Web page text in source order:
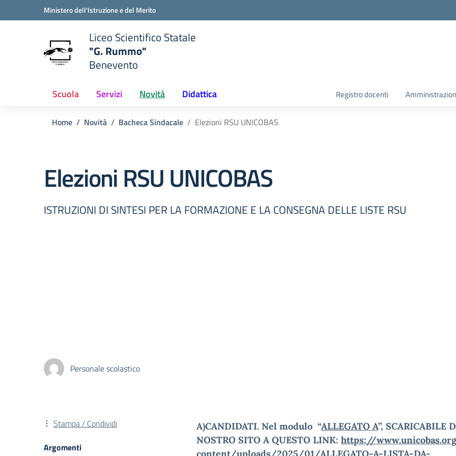
Vai ai contenuti
Vai al menu di navigazioneMinistero dell'Istruzione e del Merito
scuola
Liceo Scientifico Statale
"G. Rummo"
Benevento
Scuola Servizi Novità Didattica Registro docenti
Home Novità Bacheca Sindacale Elezioni RSU UNICOBAS
Elezioni RSU UNICOBAS
ISTRUZIONI DI SINTESI PER LA FORMAZIONE E LA CONSEGNA DELLE LISTE RSU
Personale scolastico
A)CANDIDATI. Nel modulo “ALLEGATO A”, SCARICABILE
NOSTRO SITO A QUESTO LINK: https://
Stampa / Condividi
Argomenti